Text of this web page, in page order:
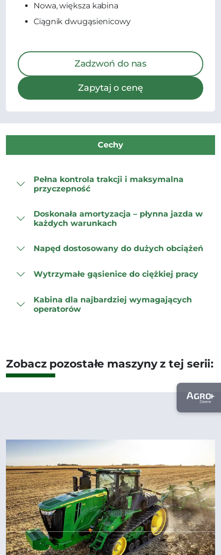
Nowa, większa kabina
Ciągnik dwugąsienicowy
Zadzwoń do nas
Zapytaj o cenę
Cechy
Pełna kontrola trakcji i maksymalna
przyczepność
Doskonała amortyzacja – płynna jazda w
każdych warunkach
Napęd dostosowany do dużych obciążeń
Wytrzymałe gąsienice do ciężkiej pracy
Kabina dla najbardziej wymagających
operatorów
Zobacz pozostałe maszyny z tej serii: